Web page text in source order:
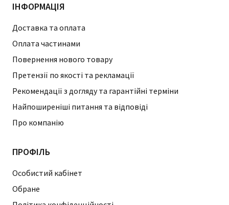
ІНФОРМАЦІЯ
Доставка та оплата
Оплата частинами
Повернення нового товару
Претензії по якості та рекламації
Рекомендації з догляду та гарантійні терміни
Найпоширеніші питання та відповіді
Про компанію
ПРОФІЛЬ
Особистий кабінет
Обране